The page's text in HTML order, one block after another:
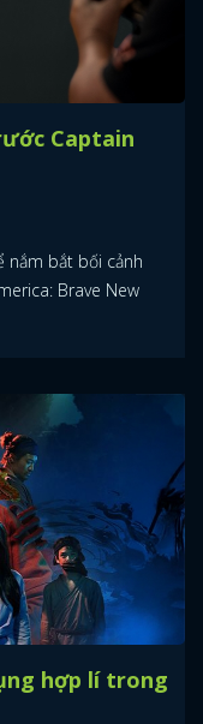
Captain
nắm bắt bối cảnh
Brave New
hợp lí trong